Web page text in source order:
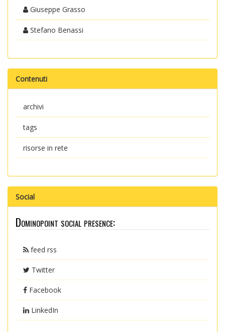
Giuseppe Grasso
Stefano Benassi
Contenuti
archivi
tags
risorse in rete
Social
Dominopoint social presence:
feed rss
Twitter
Facebook
LinkedIn